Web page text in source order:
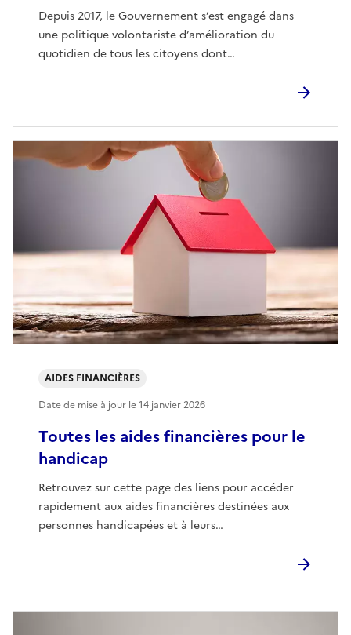
Depuis 2017, le Gouvernement s’est engagé dans
une politique volontariste d’amélioration du
quotidien de tous les citoyens dont…
Toutes les aides financières pour le
handicap
Retrouvez sur cette page des liens pour accéder
rapidement aux aides financières destinées aux
personnes handicapées et à leurs…
AIDES FINANCIÈRES
Date de mise à jour le14 janvier 2026